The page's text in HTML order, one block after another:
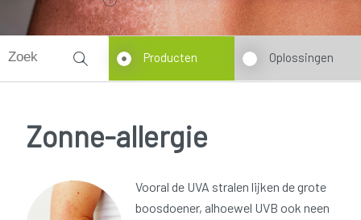
Producten Oplossingen
Zonne-allergie
Vooral de UVA stralen lijken de grote
boosdoener, alhoewel UVB ook neen